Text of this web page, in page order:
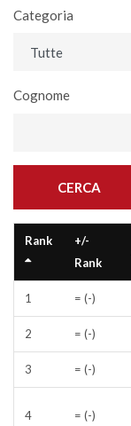
Categoria
Cognome
Rank
+/-
Rank
1 = (-)
2 = (-)
3 = (-)
4 = (-)